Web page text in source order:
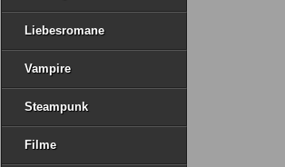
Liebesromane
Vampire
Steampunk
Filme